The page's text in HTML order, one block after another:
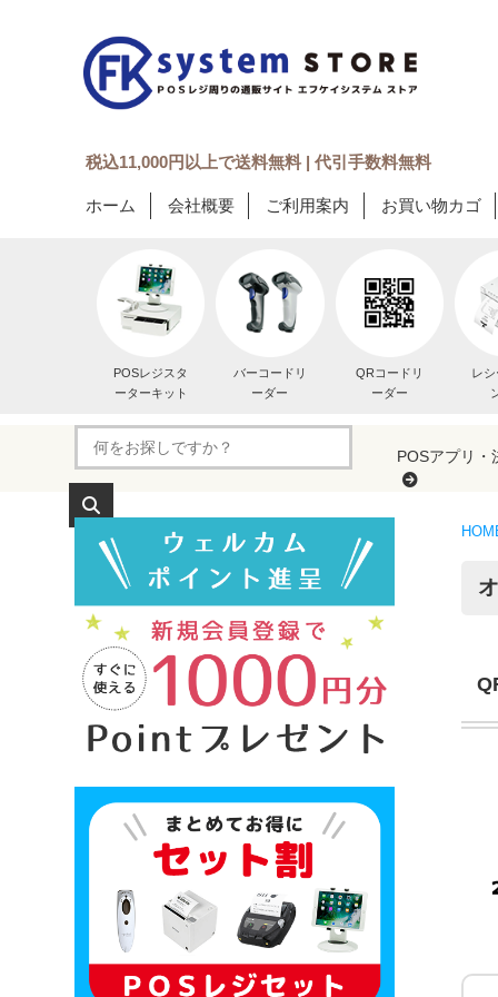
税込11,000円以上で送料無料 | 代引手数料無料
ホーム 会社概要 ご利用案内 お買い物カゴ
POSレジスタ
ーターキット
バーコードリ
ーダー
QRコードリ
ーダー
レ
POSアプリ・